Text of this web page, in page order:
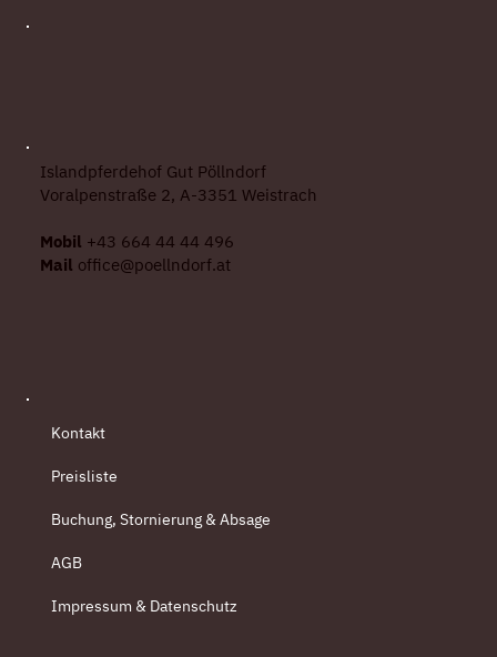
Islandpferdehof Gut Pöllndorf
Voralpenstraße 2, A-3351 Weistrach
Mobil +43 664 44 44 496
Mail office@poellndorf.at
Kontakt
Preisliste
Buchung, Stornierung & Absage
AGB
Impressum & Datenschutz